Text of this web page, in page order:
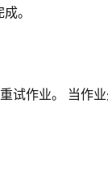
。
试作业。 当作